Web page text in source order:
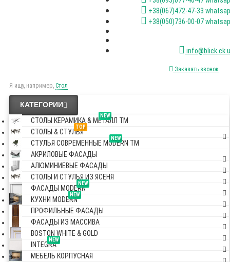
+38(067)472-47-33
+38(050)736-00-07
Заказать звонок
Я ищу, например, Стол
КАТЕГОРИИ
NEW
СТОЛЫ КЕРАМИКА & МЕТАЛЛ TM
TOP
СТОЛЫ & СТУЛЬЯ
NEW
СТУЛЬЯ СОВРЕМЕННЫЕ MODERN TM
АКРИЛОВЫЕ ФАСАДЫ
АЛЮМИНИЕВЫЕ ФАСАДЫ
СТОЛЫ И СТУЛЬЯ ИЗ ЯСЕНЯ
NEW
ФАСАДЫ MODERN
NEW
КУХНИ MODERN
ПРОФИЛЬНЫЕ ФАСАДЫ
ФАСАДЫ ИЗ МАССИВА
BOSTON WHITE & GOLD
NEW
INTEGRA
МЕБЕЛЬ КОРПУСНАЯ